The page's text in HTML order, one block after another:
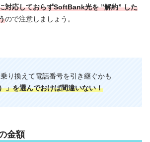
対応しておらずSoftBank光を ”解約” した
ので注意しましょう。
り換えて電話番号を引き継ぐかも
」を選んでおけば間違いない！
金額